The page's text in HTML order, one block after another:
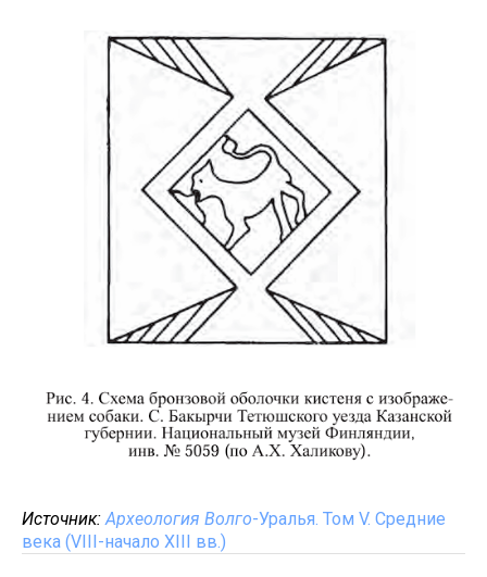
Источник:Археология Волго-Уралья. Том V. Средние
века (VIII-начало XIII вв.)